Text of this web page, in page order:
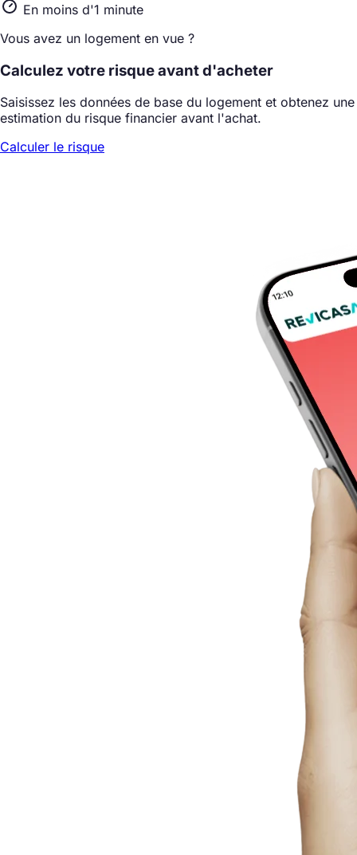
En moins d'1 minute
Vous avez un logement en vue ?
Calculez votre risque avant d'acheter
Saisissez les données de base du logement et obtenez une
estimation du risque financier avant l'achat.
Calculer le risque